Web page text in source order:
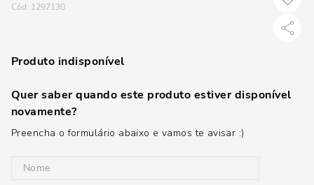
: 1297130
Produto indisponível
Quer saber quando este produto estiver disponível
novamente?
Preencha o formulário abaixo e vamos te avisar :)